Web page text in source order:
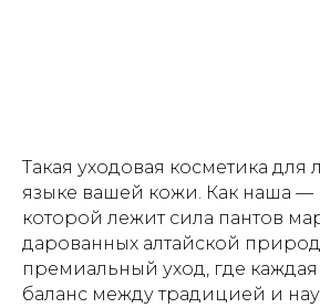
Такая уходовая косметика для
языке вашей кожи. Как наша —
которой лежит сила пантов
дарованных алтайской
премиальный уход, где
баланс между традицией и
Бренд и сайт создалVincent
© 2026 Все права защищены